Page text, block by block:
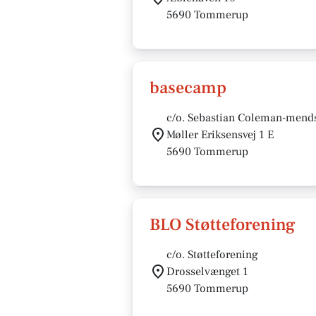
5690 Tommerup
basecamp
c/o. Sebastian Coleman-
Møller Eriksensvej 1 E
5690 Tommerup
BLO Støtteforening
c/o. Støtteforening
Drosselvænget 1
5690 Tommerup